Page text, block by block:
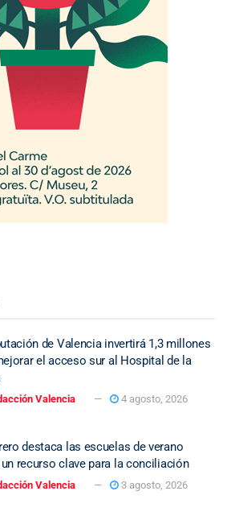
de Valencia invertirá 1,3 millones
el acceso sur al Hospital de la
Valencia 4 agosto, 2026
destaca las escuelas de verano
recurso clave para la conciliación
Valencia 3 agosto, 2026